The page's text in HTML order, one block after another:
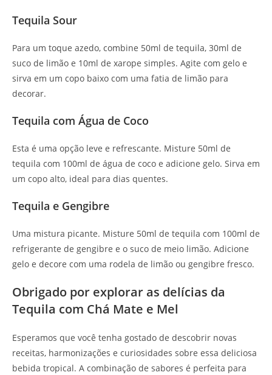
Tequila Sour
Para um toque azedo, combine 50ml de tequila, 30ml de
suco de limão e 10ml de xarope simples. Agite com gelo e
sirva em um copo baixo com uma fatia de limão para
decorar.
Tequila com Água de Coco
Esta é uma opção leve e refrescante. Misture 50ml de
tequila com 100ml de água de coco e adicione gelo. Sirva em
um copo alto, ideal para dias quentes.
Tequila e Gengibre
Uma mistura picante. Misture 50ml de tequila com 100ml de
refrigerante de gengibre e o suco de meio limão. Adicione
gelo e decore com uma rodela de limão ou gengibre fresco.
Obrigado por explorar as delícias da
Tequila com Chá Mate e Mel
Esperamos que você tenha gostado de descobrir novas
receitas, harmonizações e curiosidades sobre essa deliciosa
bebida tropical. A combinação de sabores é perfeita para